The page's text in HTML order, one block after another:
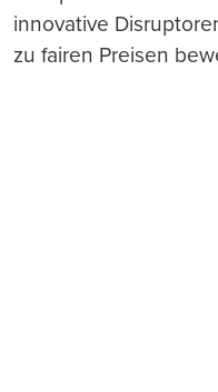
innovative
zu fairen Preisen